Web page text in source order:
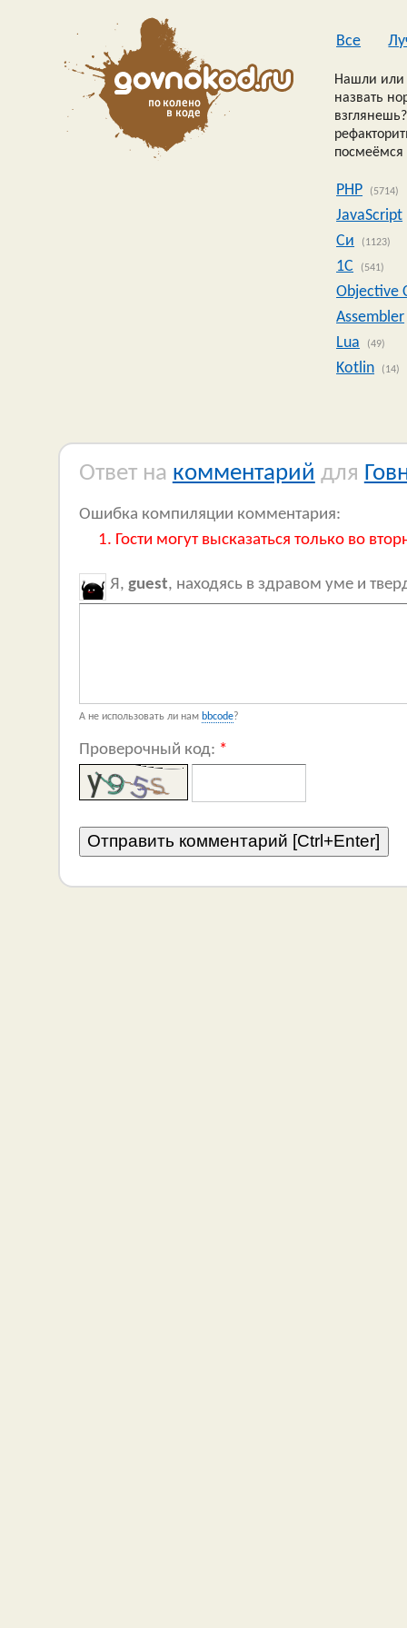
Все
Нашли или
назвать
посмеёмся
PHP (5714)
JavaScript
Си
(1123)
1C (541)
Objective
Assembler
Lua
(49)
Kotlin (14)
Ответ на комментарий для
Ошибка компиляции комментария:
Гости могут высказаться только во
Я, guest, находясь в здравом уме и
А не использовать ли нам bbcode?
Проверочный код: *